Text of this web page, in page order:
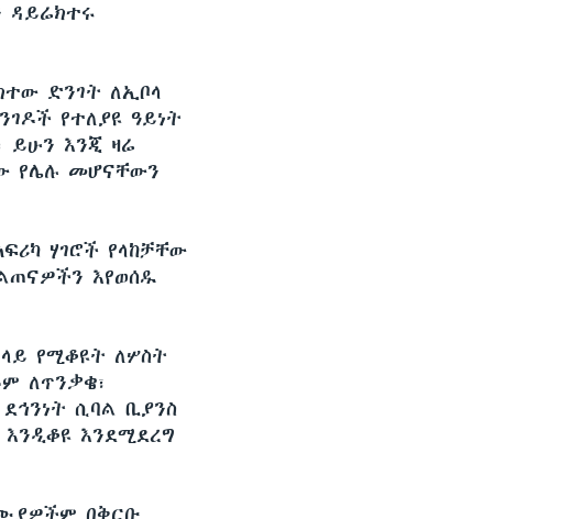
ዳይሬክተሩ
ድንገት ለኢቦላ
የተለያዩ ዓይነት
ይሁን እንጂ ዛሬ
የሌሉ መሆናቸውን
ሃገሮች የላከቻቸው
እየወሰዱ
የሚቆዩት ለሦስት
ለጥንቃቄ፣
ሲባል ቢያንስ
እንደሚደረግ